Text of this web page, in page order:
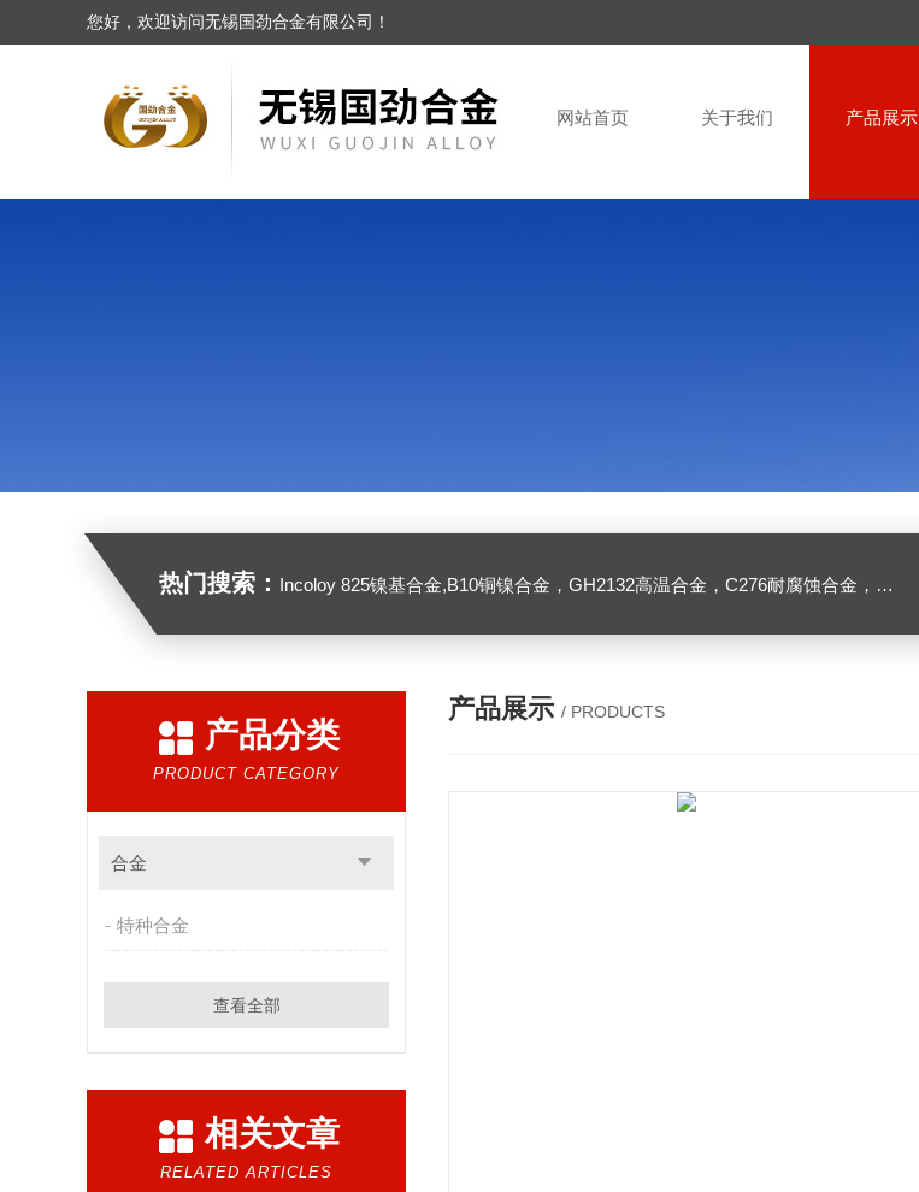
您好，欢迎访问无锡国劲合金有限公司！
网站首页 关于我们 产品展示
热门搜索： Incoloy 825镍基合金,B10铜镍合金，GH2132高温合金，C276耐腐蚀合金，1J50精密合金，Inconel600镍基合金
产品分类
PRODUCT CATEGORY
合金
特种合金
查看全部
相关文章
RELATED ARTICLES
产品展示 / PRODUCTS